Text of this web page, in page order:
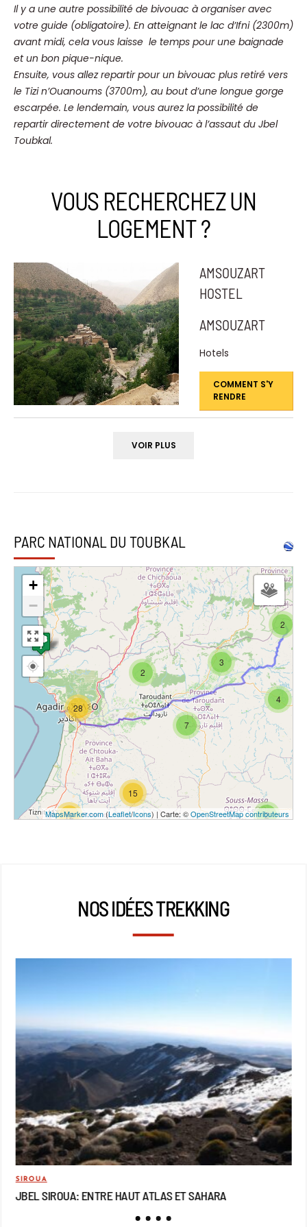
Il y a une autre possibilité de bivouac à organiser avec
votre guide (obligatoire). En atteignant le lac d’Ifni (2300m)
avant midi, cela vous laisse le temps pour une baignade
et un bon pique-nique.
Ensuite, vous allez repartir pour un bivouac plus retiré vers
le Tizi n’Ouanoums (3700m), au bout d’une longue gorge
escarpée. Le lendemain, vous aurez la possibilité de
repartir directement de votre bivouac à l’assaut du Jbel
Toubkal.
VOUS RECHERCHEZ UN
LOGEMENT ?
AMSOUZART
HOSTEL
AMSOUZART
Hotels
COMMENT S'Y
RENDRE
VOIR PLUS
PARC NATIONAL DU TOUBKAL
2
3
2
12 2
15
28
4
7
+
−
MapsMarker.com(Leaflet/Icons) | Carte: ©OpenStreetMap contributeurs
NOS IDÉES TREKKING
SIROUA
JBEL SIROUA: ENTRE HAUT ATLAS ET SAHARA